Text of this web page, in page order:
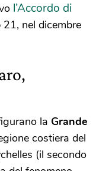
l’Accordo di
21, nel dicembre
la Grande
costiera del
(il secondo